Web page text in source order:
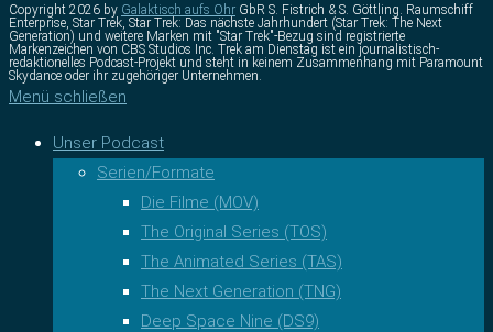
Copyright 2026 by Galaktisch aufs Ohr GbR S. Fistrich & S. Göttling. Raumschiff
Enterprise, Star Trek, Star Trek: Das nächste Jahrhundert (Star Trek: The Next
Generation) und weitere Marken mit "Star Trek"-Bezug sind registrierte
Markenzeichen von CBS Studios Inc. Trek am Dienstag ist ein journalistisch-
redaktionelles Podcast-Projekt und steht in keinem Zusammenhang mit Paramount
Skydance oder ihr zugehöriger Unternehmen.
Menü schließen
Unser Podcast
Serien/Formate
Die Filme (MOV)
The Original Series (TOS)
The Animated Series (TAS)
The Next Generation (TNG)
Deep Space Nine (DS9)